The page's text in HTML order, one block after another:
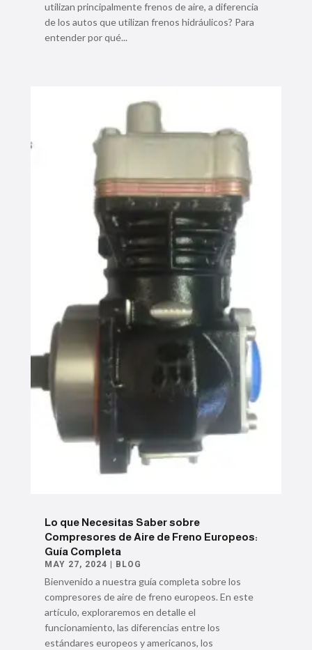
utilizan principalmente frenos de aire, a diferencia
de los autos que utilizan frenos hidráulicos? Para
entender por qué...
Lo que Necesitas Saber sobre
Compresores de Aire de Freno Europeos:
Guía Completa
MAY 27, 2024 BLOG
Bienvenido a nuestra guía completa sobre los
compresores de aire de freno europeos. En este
artículo, exploraremos en detalle el
funcionamiento, las diferencias entre los
estándares europeos y americanos, los